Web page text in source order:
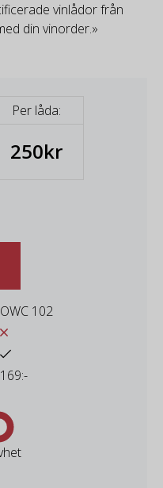
vinlådor från
din vinorder.»
Per låda:
250kr
OWC 102
169:-